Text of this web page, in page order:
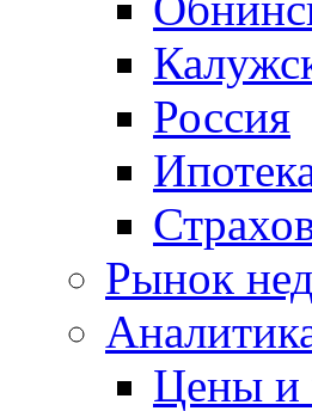
Россия
Рынок
Цены и